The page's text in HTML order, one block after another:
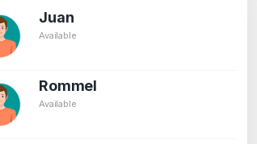
Juan
Available
Rommel
Available